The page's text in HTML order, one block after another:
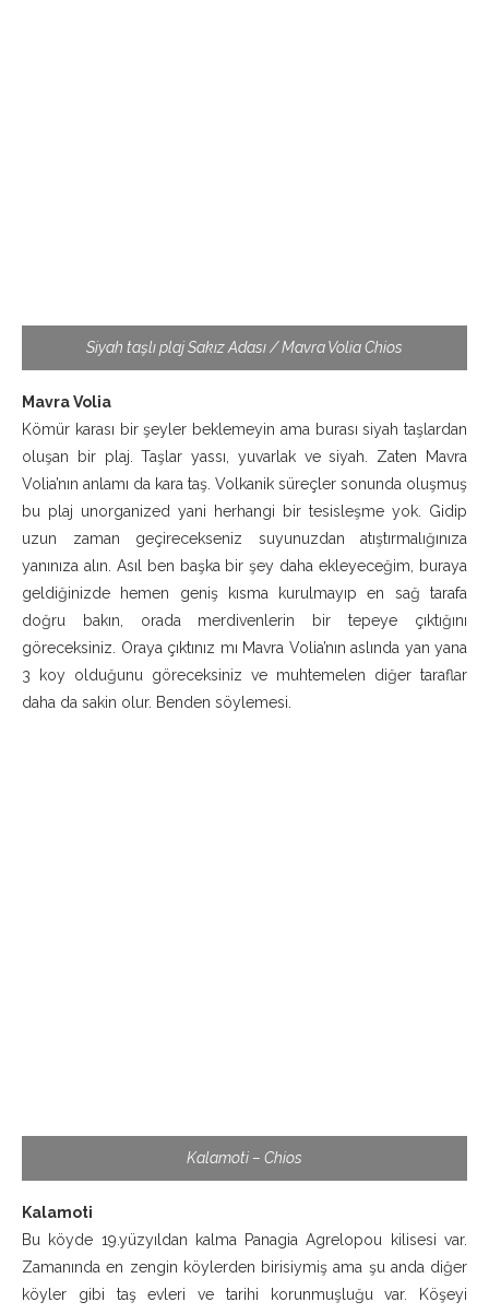
Siyah taşlı plaj Sakız Adası / Mavra Volia Chios
Mavra Volia
Kömür karası bir şeyler beklemeyin ama burası siyah taşlardan
oluşan bir plaj. Taşlar yassı, yuvarlak ve siyah. Zaten Mavra
Volia’nın anlamı da kara taş. Volkanik süreçler sonunda oluşmuş
bu plaj unorganized yani herhangi bir tesisleşme yok. Gidip
uzun zaman geçirecekseniz suyunuzdan atıştırmalığınıza
yanınıza alın. Asıl ben başka bir şey daha ekleyeceğim, buraya
geldiğinizde hemen geniş kısma kurulmayıp en sağ tarafa
doğru bakın, orada merdivenlerin bir tepeye çıktığını
göreceksiniz. Oraya çıktınız mı Mavra Volia’nın aslında yan yana
3 koy olduğunu göreceksiniz ve muhtemelen diğer taraflar
daha da sakin olur. Benden söylemesi.
Kalamoti – Chios
Kalamoti
Bu köyde 19.yüzyıldan kalma Panagia Agrelopou kilisesi var.
Zamanında en zengin köylerden birisiymiş ama şu anda diğer
köyler gibi taş evleri ve tarihi korunmuşluğu var. Köşeyi